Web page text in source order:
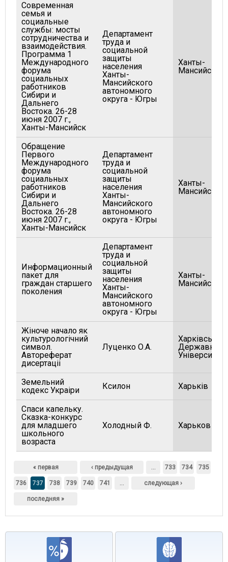
Современная
семья и
социальные
службы: мосты
сотрудничества и
взаимодействия.
Программа 1
Международного
форума
социальных
работников
Сибири и
Дальнего
Востока. 26-28
июня 2007 г.,
Ханты-Мансийск
Департамент
труда и
социальной
защиты
населения
Ханты-
Мансийского
автономного
округа - Югры
Ханты-
Мансийск
Обращение
Первого
Международного
форума
социальных
работников
Сибири и
Дальнего
Востока. 26-28
июня 2007 г.,
Ханты-Мансийск
Департамент
труда и
социальной
защиты
населения
Ханты-
Мансийского
автономного
округа - Югры
Ханты-
Мансийск
Информационный
пакет для
граждан старшего
поколения
Департамент
труда и
социальной
защиты
населения
Ханты-
Мансийского
автономного
округа - Югры
Ханты-
Мансийск
Жiноче начало як
культурологiчний
символ.
Автореферат
дисертацii
Луценко О.А.
Харкiвський
Державный
Унiверситет
Земельний
кодекс Украiри
Ксилон Харькiв
Спаси капельку.
Сказка-конкурс
для младшего
школьного
возраста
Холодный Ф. Харьков
« первая ‹ предыдущая … 733 734 735
736 737 738 739 740 741 … следующая ›
последняя »